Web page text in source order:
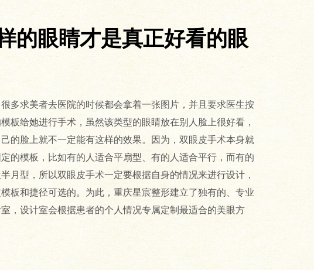
的眼睛才是真正好看的眼
多求美者去医院的时候都会拿着一张图片，并且要求医生按
板给她进行手术，虽然该类型的眼睛放在别人脸上很好看，
的脸上就不一定能有这样的效果。因为，双眼皮手术本身就
的模板，比如有的人适合平扇型、有的人适合平行，而有的
月型，所以双眼皮手术一定要根据自身的情况来进行设计，
板和捷径可选的。为此，重庆星宸整形建立了独有的、专业
，设计室会根据患者的个人情况专属定制最适合的美眼方